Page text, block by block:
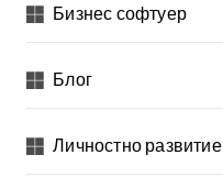
Бизнес софтуер
Блог
Личностно развитие